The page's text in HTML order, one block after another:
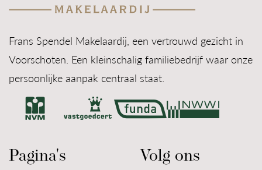
Frans Spendel Makelaardij, een vertrouwd gezicht in
Voorschoten. Een kleinschalig familiebedrijf waar onze
persoonlijke aanpak centraal staat.
Pagina's Volg ons